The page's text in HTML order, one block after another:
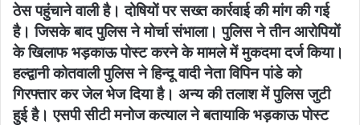
ठेस पहुंचाने वाली है। दोषियों पर सख्त कार्रवाई की मांग की गई
है। जिसके बाद पुलिस ने मोर्चा संभाला। पुलिस ने तीन आरोपियों
के खिलाफ भड़काऊ पोस्ट करने के मामले में मुकदमा दर्ज किया।
हल्द्वानी कोतवाली पुलिस ने हिन्दू वादी नेता विपिन पांडे को
गिरफ्तार कर जेल भेज दिया है। अन्य की तलाश में पुलिस जुटी
हुई है। एसपी सीटी मनोज कत्याल ने बतायाकि भड़काऊ पोस्ट